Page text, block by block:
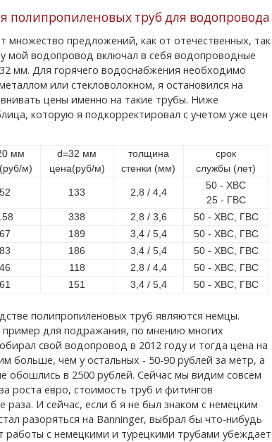
полипропиленовых труб для водопровода
мой водопровод включал в себя водопроводные
мм. Для горячего водоснабжения необходимо
или стекловолокном, я остановился на
цены именно на такие трубы. Ниже
которую я подкорректировал с учетом уже цен
мм
м)
d=32 мм
цена(руб/м)
толщина
стенки (мм)
срок
службы (лет)
52 133 2,8 / 4,4
50 - ХВС
25 - ГВС
338 2,8 / 3,6
50 - ХВС, ГВС
67 189 3,4 / 5,4
50 - ХВС, ГВС
83 186 3,4 / 5,4
50 - ХВС, ГВС
46 118 2,8 / 4,4
50 - ХВС, ГВС
61 151 3,4 / 5,4 50 - ХВС, ГВС
для подражания, по мнению многих
свой водопровод в 2012 году и тогда цена на
больше, чем у остальных - 50-90 рублей за метр, а
обошлись в 2500 рублей. Сейчас мы видим совсем
роста евро, стоимость труб и фитингов
раза. И сейчас, если б я не был знаком с немецким
разоряться на Banninger, выбрал бы что-нибудь
с немецкими и турецкими трубами убеждает